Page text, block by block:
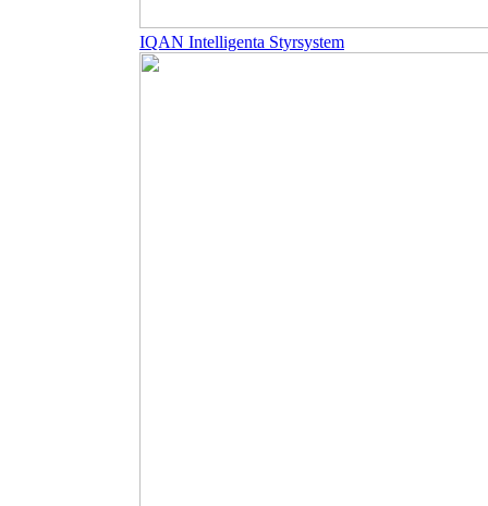
IQAN Intelligenta Styrsystem